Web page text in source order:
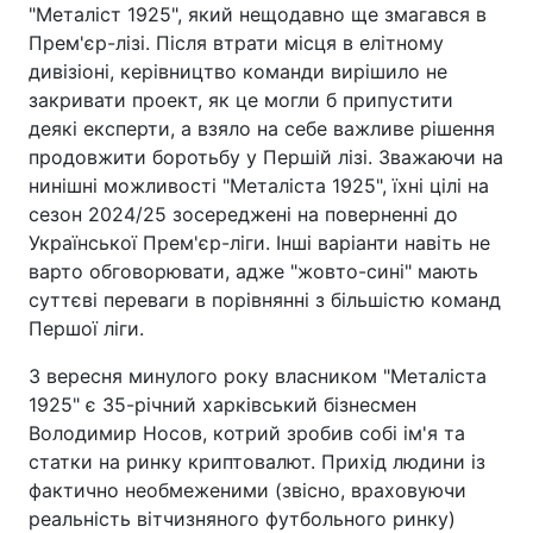
"Металіст 1925", який нещодавно ще змагався в
Прем'єр-лізі. Після втрати місця в елітному
дивізіоні, керівництво команди вирішило не
закривати проект, як це могли б припустити
деякі експерти, а взяло на себе важливе рішення
продовжити боротьбу у Першій лізі. Зважаючи на
нинішні можливості "Металіста 1925", їхні цілі на
сезон 2024/25 зосереджені на поверненні до
Української Прем'єр-ліги. Інші варіанти навіть не
варто обговорювати, адже "жовто-сині" мають
суттєві переваги в порівнянні з більшістю команд
Першої ліги.
З вересня минулого року власником "Металіста
1925" є 35-річний харківський бізнесмен
Володимир Носов, котрий зробив собі ім'я та
статки на ринку криптовалют. Прихід людини із
фактично необмеженими (звісно, враховуючи
реальність вітчизняного футбольного ринку)